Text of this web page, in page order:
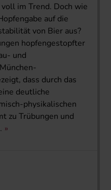
im Trend. Doch wie
auf die
von Bier aus?
hopfengestopfter
und
dass durch das
deutliche
physikalischen
zu Trübungen und